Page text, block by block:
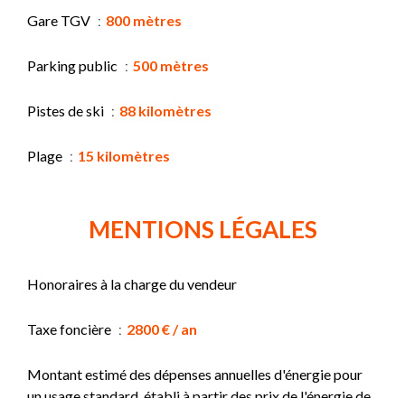
Gare TGV 800 mètres
Parking public 500 mètres
Pistes de ski 88 kilomètres
Plage 15 kilomètres
MENTIONS LÉGALES
Honoraires à la charge du vendeur
Taxe foncière 2800 € / an
Montant estimé des dépenses annuelles d'énergie pour